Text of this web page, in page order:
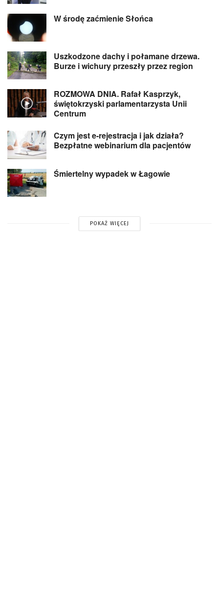
W środę zaćmienie Słońca
Uszkodzone dachy i połamane drzewa.
Burze i wichury przeszły przez region
ROZMOWA DNIA. Rafał Kasprzyk,
świętokrzyski parlamentarzysta Unii
Centrum
Czym jest e-rejestracja i jak działa?
Bezpłatne webinarium dla pacjentów
Śmiertelny wypadek w Łagowie
POKAŻ WIĘCEJ